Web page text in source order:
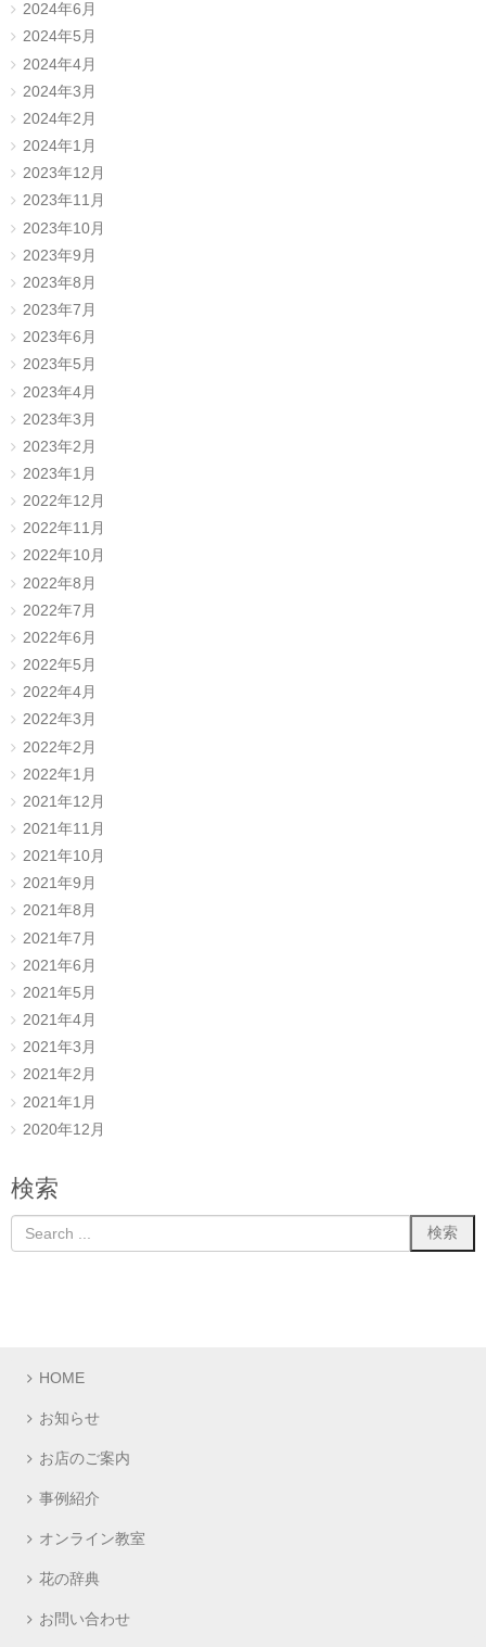
2024年6月
2024年5月
2024年4月
2024年3月
2024年2月
2024年1月
2023年12月
2023年11月
2023年10月
2023年9月
2023年8月
2023年7月
2023年6月
2023年5月
2023年4月
2023年3月
2023年2月
2023年1月
2022年12月
2022年11月
2022年10月
2022年8月
2022年7月
2022年6月
2022年5月
2022年4月
2022年3月
2022年2月
2022年1月
2021年12月
2021年11月
2021年10月
2021年9月
2021年8月
2021年7月
2021年6月
2021年5月
2021年4月
2021年3月
2021年2月
2021年1月
2020年12月
検索
HOME
お知らせ
お店のご案内
事例紹介
オンライン教室
花の辞典
お問い合わせ